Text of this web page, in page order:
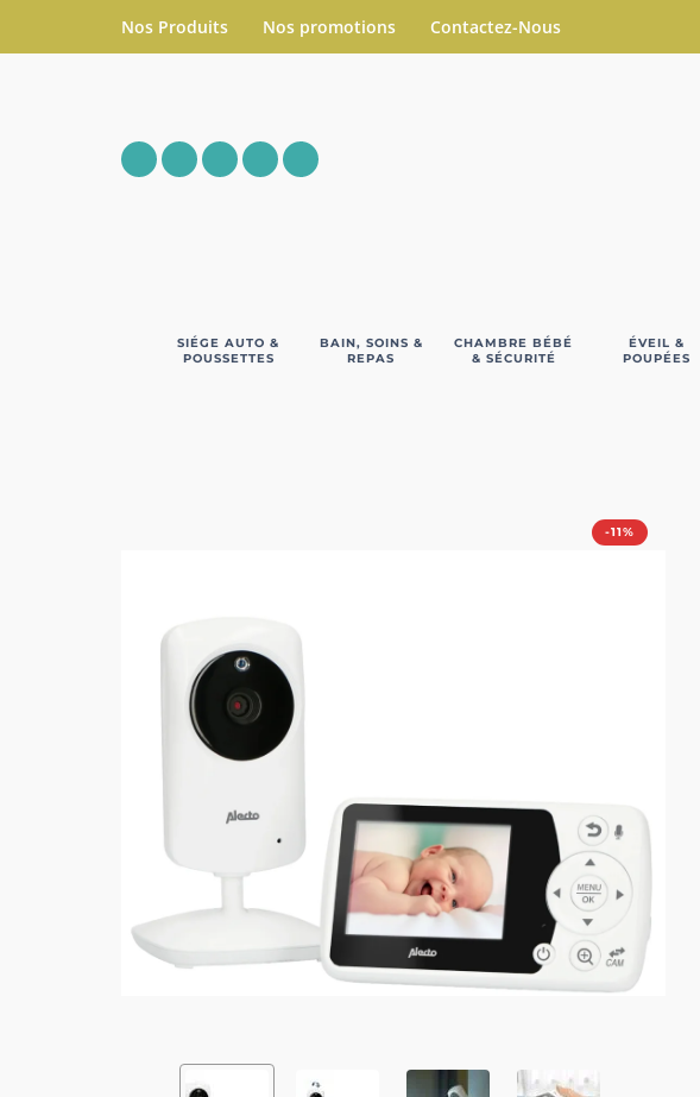
Nos Produits Nos promotions Contactez-Nous
SIÉGE AUTO &
POUSSETTES
BAIN, SOINS &
REPAS
CHAMBRE BÉBÉ
& SÉCURITÉ
ÉVEIL &
POUPÉES
-11%